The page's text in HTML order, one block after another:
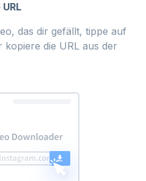
das dir gefällt, tippe auf
die URL aus der